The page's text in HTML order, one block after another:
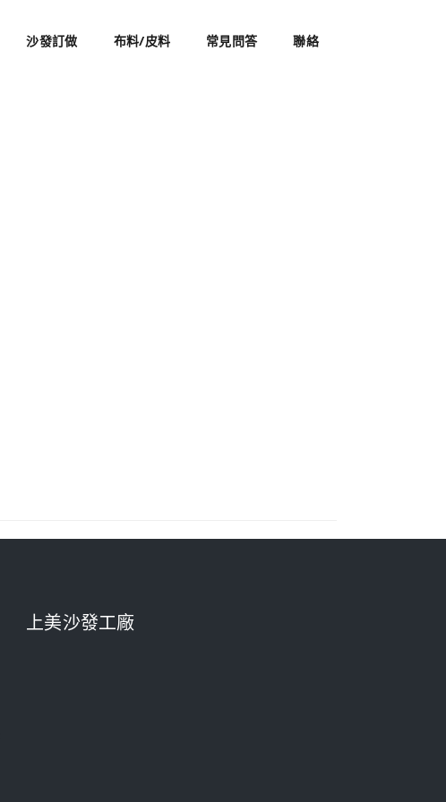
沙發訂做 布料/皮料 常見問答 聯絡
上美沙發工廠